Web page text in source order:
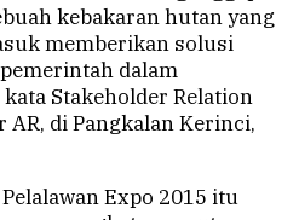
kebakaran hutan yang
memberikan solusi
dalam
Stakeholder Relation
AR, di Pangkalan Kerinci,
Expo 2015 itu